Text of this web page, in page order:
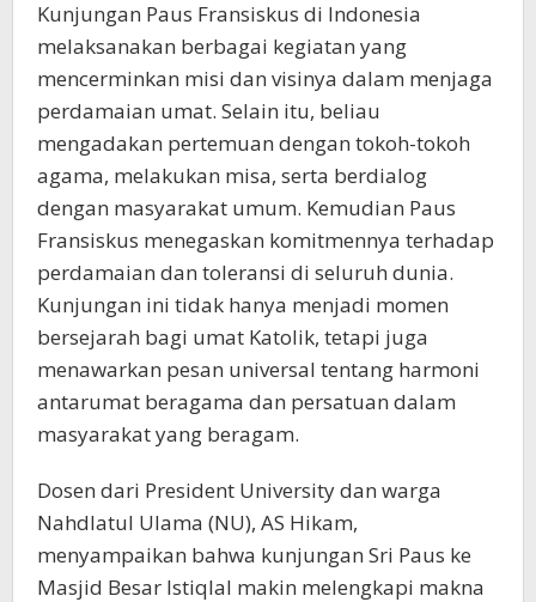
Kunjungan Paus Fransiskus di Indonesia
melaksanakan berbagai kegiatan yang
mencerminkan misi dan visinya dalam menjaga
perdamaian umat. Selain itu, beliau
mengadakan pertemuan dengan tokoh-tokoh
agama, melakukan misa, serta berdialog
dengan masyarakat umum. Kemudian Paus
Fransiskus menegaskan komitmennya terhadap
perdamaian dan toleransi di seluruh dunia.
Kunjungan ini tidak hanya menjadi momen
bersejarah bagi umat Katolik, tetapi juga
menawarkan pesan universal tentang harmoni
antarumat beragama dan persatuan dalam
masyarakat yang beragam.
Dosen dari President University dan warga
Nahdlatul Ulama (NU), AS Hikam,
menyampaikan bahwa kunjungan Sri Paus ke
Masjid Besar Istiqlal makin melengkapi makna